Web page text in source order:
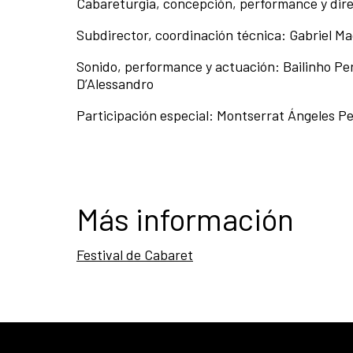
Subdirector, coordinación técnica: Gabriel
Sonido, performance y actuación: Bailinho
D’Alessandro
Participación especial: Montserrat Ángeles
Más información
Festival de Cabaret